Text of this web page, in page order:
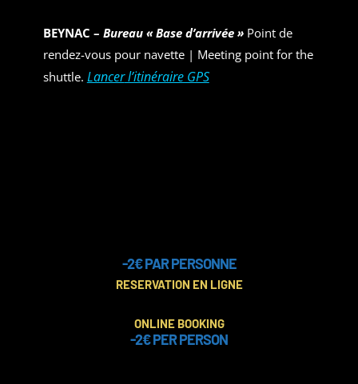
BEYNAC – Bureau « Base d’arrivée » Point de
rendez-vous pour navette | Meeting point for the
shuttle. Lancerl’itinéraire GPS
-2€ PAR PERSONNE
RESERVATION EN LIGNE
ONLINE BOOKING
-2€ PER PERSON